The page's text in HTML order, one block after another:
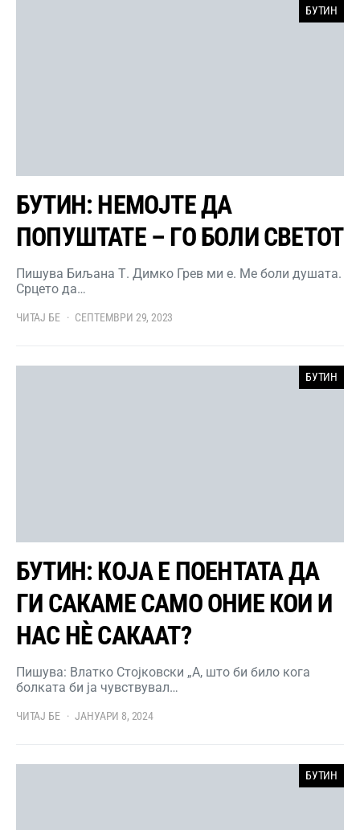
БУТИН
БУТИН: НЕМОЈТЕ ДА
ПОПУШТАТЕ – ГО БОЛИ СВЕТОТ
Пишува Биљана Т. Димко Грев ми е. Ме боли душата.
Срцето да…
ЧИТАЈ БЕ СЕПТЕМВРИ 29, 2023
БУТИН
БУТИН: КОЈА Е ПОЕНТАТА ДА
ГИ САКАМЕ САМО ОНИЕ КОИ И
НАС НЀ САКААТ?
Пишува: Влатко Стојковски „А, што би било кога
болката би ја чувствувал…
ЧИТАЈ БЕ ЈАНУАРИ 8, 2024
БУТИН